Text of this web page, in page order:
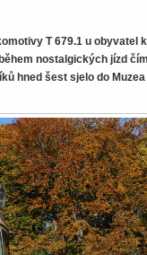
T 679.1 u obyvatel
nostalgických jízd
hned šest sjelo do